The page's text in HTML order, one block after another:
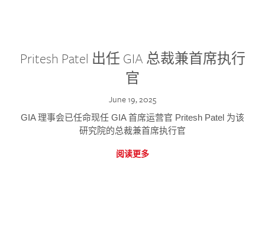
Pritesh Patel 出任 GIA 总裁兼首席执行
官
June 19, 2025
GIA 理事会已任命现任 GIA 首席运营官 Pritesh Patel 为该
研究院的总裁兼首席执行官
阅读更多